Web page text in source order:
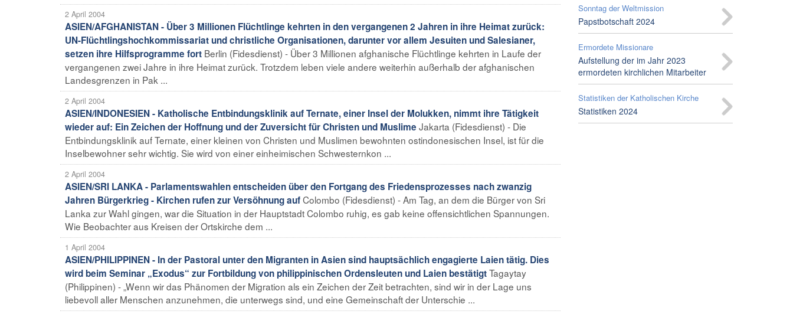
2 April 2004
ASIEN/AFGHANISTAN - Über 3 Millionen Flüchtlinge kehrten in den vergangenen 2 Jahren in ihre Heimat zurück:
UN-Flüchtlingshochkommissariat und christliche Organisationen, darunter vor allem Jesuiten und Salesianer,
setzen ihre Hilfsprogramme fort Berlin (Fidesdienst) - Über 3 Millionen afghanische Flüchtlinge kehrten in Laufe der
vergangenen zwei Jahre in ihre Heimat zurück. Trotzdem leben viele andere weiterhin außerhalb der afghanischen
Landesgrenzen in Pak ...
2 April 2004
ASIEN/INDONESIEN - Katholische Entbindungsklinik auf Ternate, einer Insel der Molukken, nimmt ihre Tätigkeit
wieder auf: Ein Zeichen der Hoffnung und der Zuversicht für Christen und Muslime Jakarta (Fidesdienst) - Die
Entbindungsklinik auf Ternate, einer kleinen von Christen und Muslimen bewohnten ostindonesischen Insel, ist für die
Inselbewohner sehr wichtig. Sie wird von einer einheimischen Schwesternkon ...
2 April 2004
ASIEN/SRI LANKA - Parlamentswahlen entscheiden über den Fortgang des Friedensprozesses nach zwanzig
Jahren Bürgerkrieg - Kirchen rufen zur Versöhnung aufColombo (Fidesdienst) - Am Tag, an dem die Bürger von Sri
Lanka zur Wahl gingen, war die Situation in der Hauptstadt Colombo ruhig, es gab keine offensichtlichen Spannungen.
Wie Beobachter aus Kreisen der Ortskirche dem ...
1 April 2004
ASIEN/PHILIPPINEN - In der Pastoral unter den Migranten in Asien sind hauptsächlich engagierte Laien tätig. Dies
wird beim Seminar „Exodus“ zur Fortbildung von philippinischen Ordensleuten und Laien bestätigtTagaytay
(Philippinen) - „Wenn wir das Phänomen der Migration als ein Zeichen der Zeit betrachten, sind wir in der Lage uns
liebevoll aller Menschen anzunehmen, die unterwegs sind, und eine Gemeinschaft der Unterschie ...
Sonntag der Weltmission
Papstbotschaft 2024
Ermordete Missionare
Aufstellung der im Jahr 2023
ermordeten kirchlichen Mitarbeiter
Statistiken der Katholischen Kirche
Statistiken 2024